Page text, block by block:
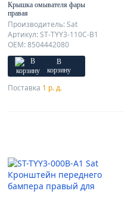
Крышка омывателя фары
правая
Производитель: Sat
Артикул: ST-TYY3-110C-B1
OEM: 8504442080
В
корзину
Поставка 1 р. д.